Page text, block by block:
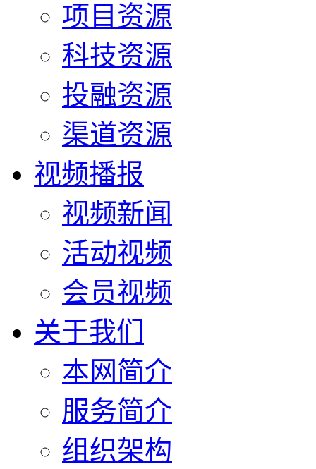
项目资源
科技资源
投融资源
渠道资源
视频播报
视频新闻
活动视频
会员视频
关于我们
本网简介
服务简介
组织架构